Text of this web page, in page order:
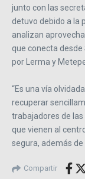
junto con las
detuvo debido a la
analizan
que conecta
por Lerma y
“Es una vía
recuperar
trabajadores de
que vienen al
segura, además de
Compartir